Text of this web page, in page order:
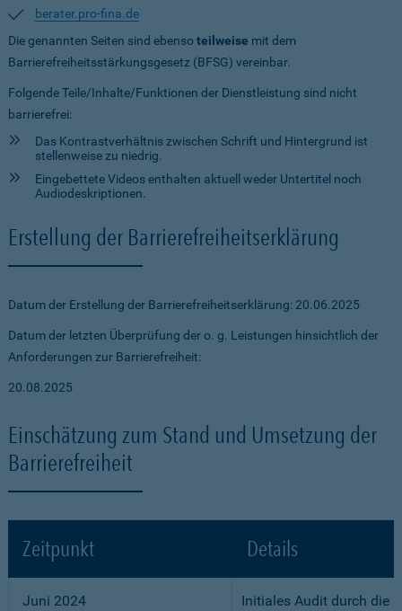
berater.pro-fina.de
Die genannten Seiten sind ebensoteilweise mit dem
Barrierefreiheitsstärkungsgesetz (BFSG) vereinbar.
Folgende Teile/Inhalte/Funktionen der Dienstleistung sind nicht
barrierefrei:
Das Kontrastverhältnis zwischen Schrift und Hintergrund ist
stellenweise zu niedrig.
Eingebettete Videos enthalten aktuell weder Untertitel noch
Audiodeskriptionen.
Erstellung der Barrierefreiheitserklärung
Datum der Erstellung der Barrierefreiheitserklärung: 20.06.2025
Datum der letzten Überprüfung der o. g. Leistungen hinsichtlich der
Anforderungen zur Barrierefreiheit:
20.08.2025
Einschätzung zum Stand und Umsetzung der
Barrierefreiheit
Zeitpunkt Details
Juni 2024
Initiales Audit durch die